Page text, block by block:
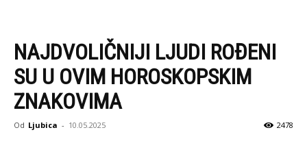
NAJDVOLIČNIJI LJUDI ROĐENI
SU U OVIM HOROSKOPSKIM
ZNAKOVIMA
Od Ljubica - 10.05.2025 2478